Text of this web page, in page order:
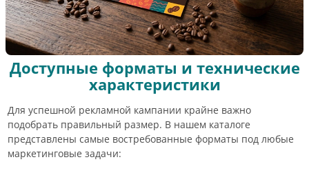
Доступные форматы и технические
характеристики
Для успешной рекламной кампании крайне важно
подобрать правильный размер. В нашем каталоге
представлены самые востребованные форматы под любые
маркетинговые задачи: